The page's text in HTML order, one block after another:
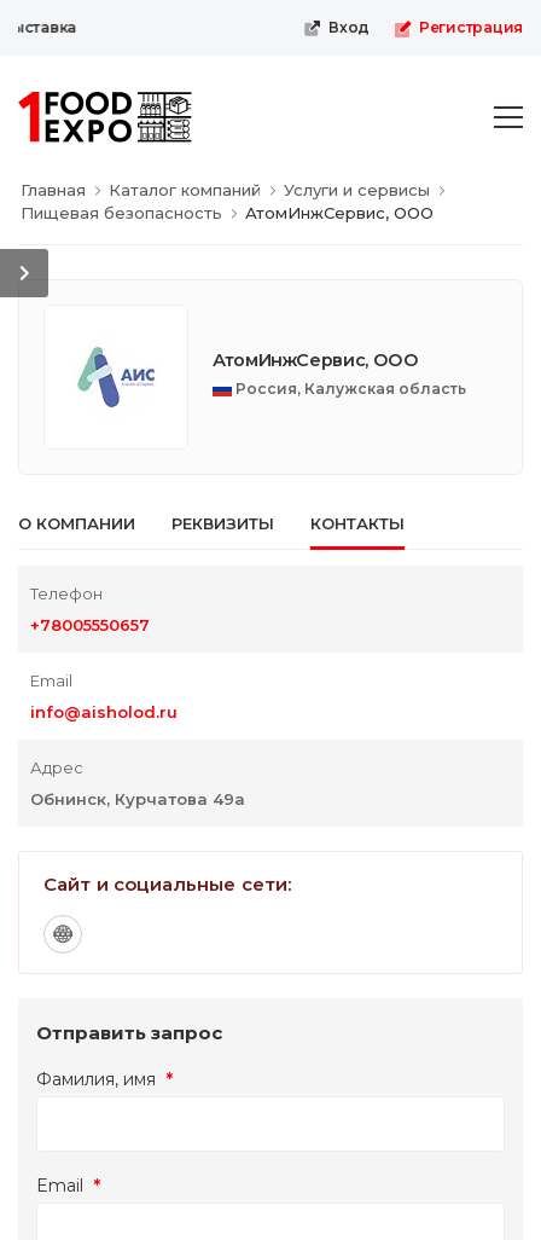
Вход Регистрация
Главная Каталог компаний
Услуги и сервисы
Пищевая безопасность
АтомИнжСервис, ООО
АтомИнжСервис, ООО
Россия, Калужская область
О КОМПАНИИ РЕКВИЗИТЫ КОНТАКТЫ
Телефон
+78005550657
Email
info@aisholod.ru
Адрес
Обнинск, Курчатова 49а
Сайт и социальные сети:
Отправить запрос
Фамилия, имя *
Email *